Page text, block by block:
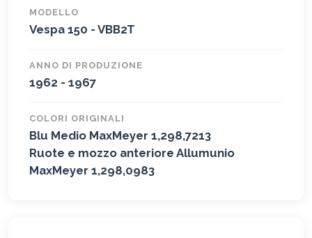
MODELLO
Vespa 150 - VBB2T
ANNO DI PRODUZIONE
1962 - 1967
COLORI ORIGINALI
Blu Medio MaxMeyer 1,298,7213
Ruote e mozzo anteriore Allumunio
MaxMeyer 1,298,0983